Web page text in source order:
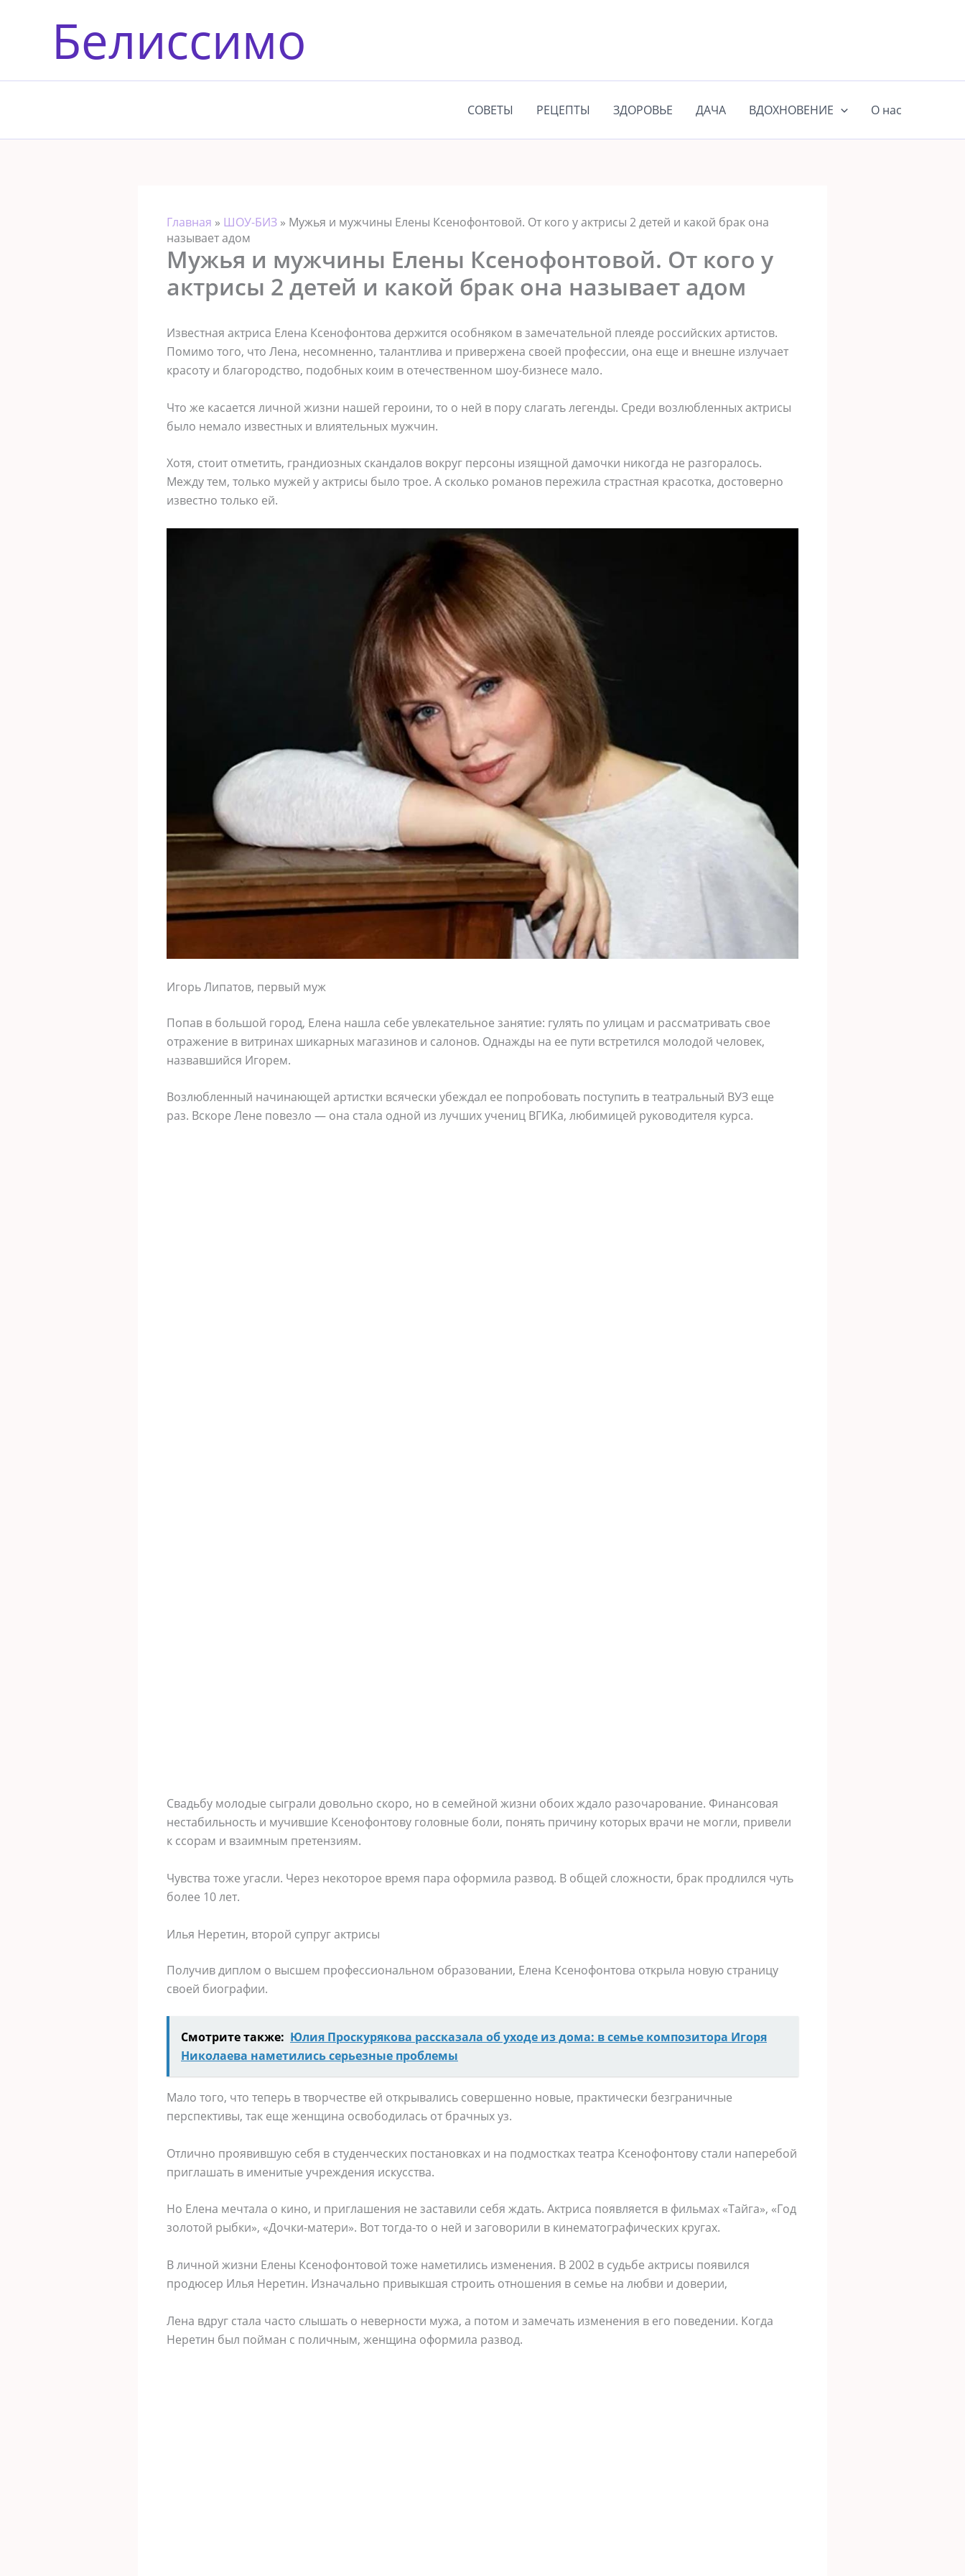
содержимомуБелиссимо
СОВЕТЫ РЕЦЕПТЫ ЗДОРОВЬЕ ДАЧА ВДОХНОВЕНИЕ О нас
Главная » ШОУ-БИЗ » Мужья и мужчины Елены Ксенофонтовой. От кого у актрисы 2 детей и какой брак она
называет адом
Мужья и мужчины Елены Ксенофонтовой. От кого у
актрисы 2 детей и какой брак она называет адом
Известная актриса Елена Ксенофонтова держится особняком в замечательной плеяде российских артистов.
Помимо того, что Лена, несомненно, талантлива и привержена своей профессии, она еще и внешне излучает
красоту и благородство, подобных коим в отечественном шоу-бизнесе мало.
Что же касается личной жизни нашей героини, то о ней в пору слагать легенды. Среди возлюбленных актрисы
было немало известных и влиятельных мужчин.
Хотя, стоит отметить, грандиозных скандалов вокруг персоны изящной дамочки никогда не разгоралось.
Между тем, только мужей у актрисы было трое. А сколько романов пережила страстная красотка, достоверно
известно только ей.
Игорь Липатов, первый муж
Попав в большой город, Елена нашла себе увлекательное занятие: гулять по улицам и рассматривать свое
отражение в витринах шикарных магазинов и салонов. Однажды на ее пути встретился молодой человек,
назвавшийся Игорем.
Возлюбленный начинающей артистки всячески убеждал ее попробовать поступить в театральный ВУЗ еще
раз. Вскоре Лене повезло — она стала одной из лучших учениц ВГИКа, любимицей руководителя курса.
Свадьбу молодые сыграли довольно скоро, но в семейной жизни обоих ждало разочарование. Финансовая
нестабильность и мучившие Ксенофонтову головные боли, понять причину которых врачи не могли, привели
к ссорам и взаимным претензиям.
Чувства тоже угасли. Через некоторое время пара оформила развод. В общей сложности, брак продлился чуть
более 10 лет.
Илья Неретин, второй супруг актрисы
Получив диплом о высшем профессиональном образовании, Елена Ксенофонтова открыла новую страницу
своей биографии.
Смотрите также: Юлия Проскурякова рассказала об уходе из дома: в семье композитора Игоря
Николаева наметились серьезные проблемы
Мало того, что теперь в творчестве ей открывались совершенно новые, практически безграничные
перспективы, так еще женщина освободилась от брачных уз.
Отлично проявившую себя в студенческих постановках и на подмостках театра Ксенофонтову стали наперебой
приглашать в именитые учреждения искусства.
Но Елена мечтала о кино, и приглашения не заставили себя ждать. Актриса появляется в фильмах «Тайга», «Год
золотой рыбки», «Дочки-матери». Вот тогда-то о ней и заговорили в кинематографических кругах.
В личной жизни Елены Ксенофонтовой тоже наметились изменения. В 2002 в судьбе актрисы появился
продюсер Илья Неретин. Изначально привыкшая строить отношения в семье на любви и доверии,
Лена вдруг стала часто слышать о неверности мужа, а потом и замечать изменения в его поведении. Когда
Неретин был пойман с поличным, женщина оформила развод.